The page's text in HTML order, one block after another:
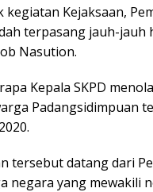
kegiatan Kejaksaan,
terpasang jauh-jauh
Nasution.
Kepala SKPD
Padangsidimpuan
tersebut datang dari
negara yang mewakili